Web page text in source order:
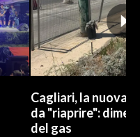
Cagliari, la nuova
da "riaprire":
del gas